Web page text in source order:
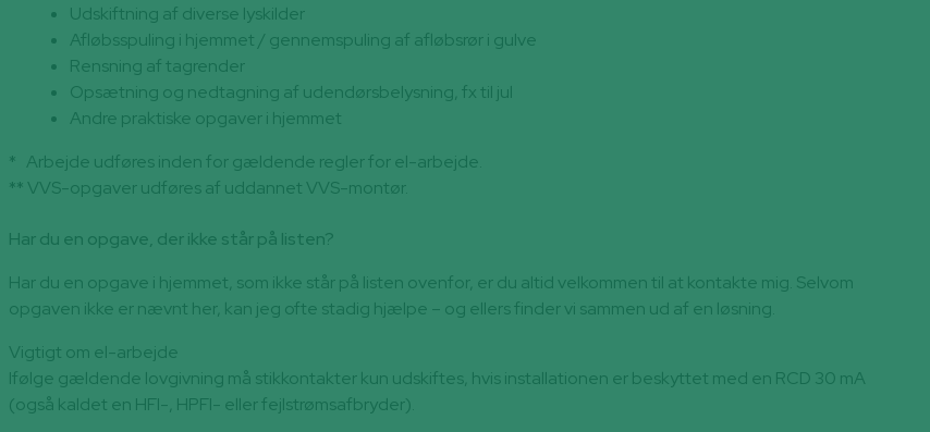
Udskiftning af diverse lyskilder
Afløbsspuling i hjemmet / gennemspuling af afløbsrør i gulve
Rensning af tagrender
Opsætning og nedtagning af udendørsbelysning, fx til jul
Andre praktiske opgaver i hjemmet
* Arbejde udføres inden for gældende regler for el-arbejde.
** VVS-opgaver udføres af uddannet VVS-montør.
Har du en opgave, der ikke står på listen?
Har du en opgave i hjemmet, som ikke står på listen ovenfor, er du altid velkommen til at kontakte mig. Selvom
opgaven ikke er nævnt her, kan jeg ofte stadig hjælpe – og ellers finder vi sammen ud af en løsning.
Vigtigt om el-arbejde
Ifølge gældende lovgivning må stikkontakter kun udskiftes, hvis installationen er beskyttet med en RCD 30 mA
(også kaldet en HFI-, HPFI- eller fejlstrømsafbryder).